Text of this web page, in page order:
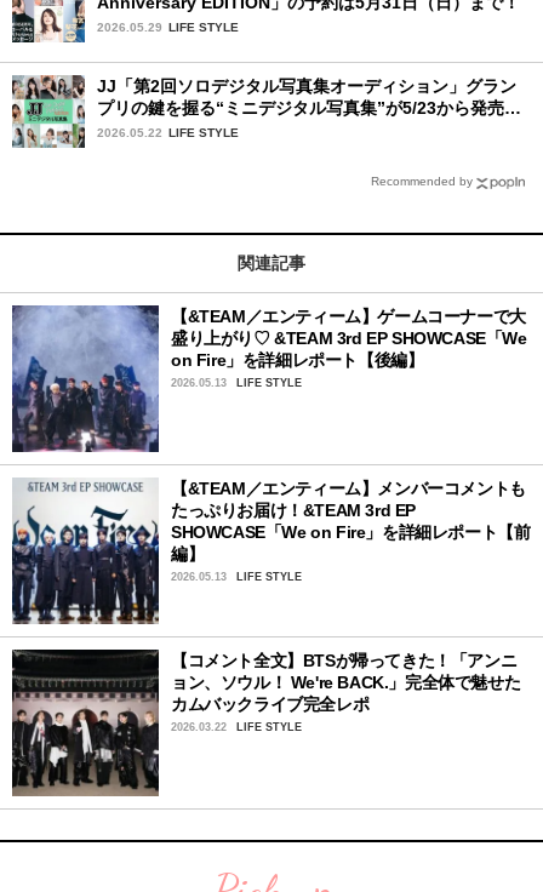
2026.05.29 LIFE STYLE
JJ「第2回ソロデジタル写真集オーディション」グラン
プリの鍵を握る“ミニデジタル写真集”が5/23から発売！
ファイナリストの個性あふれる18冊
2026.05.22 LIFE STYLE
Recommended by
関連記事
【&TEAM／エンティーム】ゲームコーナーで大
盛り上がり♡ &TEAM 3rd EP SHOWCASE「We
on Fire」を詳細レポート【後編】
2026.05.13 LIFE STYLE
【&TEAM／エンティーム】メンバーコメントも
たっぷりお届け！&TEAM 3rd EP
SHOWCASE「We on Fire」を詳細レポート【前
編】
2026.05.13 LIFE STYLE
【コメント全文】BTSが帰ってきた！「アンニ
ョン、ソウル！ We're BACK.」完全体で魅せた
カムバックライブ完全レポ
2026.03.22 LIFE STYLE